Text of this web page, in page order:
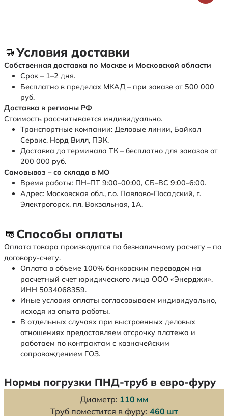
Условия доставки
Собственная доставка по Москве и Московской области
Срок – 1–2 дня.
Бесплатно в пределах МКАД – при заказе от 500 000
руб.
Доставка в регионы РФ
Стоимость рассчитывается индивидуально.
Транспортные компании: Деловые линии, Байкал
Сервис, Норд Вилл, ПЭК.
Доставка до терминала ТК – бесплатно для заказов от
200 000 руб.
Самовывоз – со склада в МО
Время работы: ПН–ПТ 9:00–00:00, СБ–ВС 9:00–6:00.
Адрес: Московская обл., г.о. Павлово-Посадский, г.
Электрогорск, пл. Вокзальная, 1А.
Способы оплаты
Оплата товара производится по безналичному расчету – по
договору-счету.
Оплата в объеме 100% банковским переводом на
расчетный счет юридического лица ООО «Энерджи»,
ИНН 5034068359.
Иные условия оплаты согласовываем индивидуально,
исходя из опыта работы.
В отдельных случаях при выстроенных деловых
отношениях предоставляем отсрочку платежа и
работаем по контрактам с казначейским
сопровождением ГОЗ.
Нормы погрузки ПНД-труб в евро-фуру
Диаметр: 110 мм
Труб поместится в фуру: 460 шт